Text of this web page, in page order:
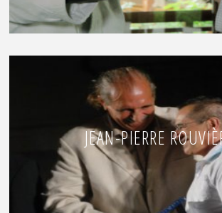
JEAN-PIERRE